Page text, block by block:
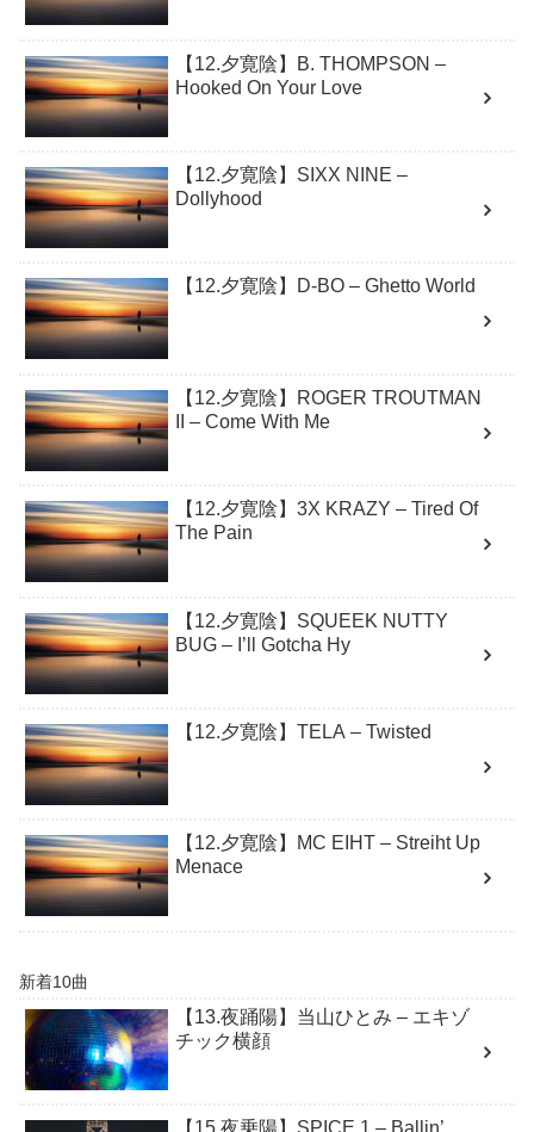
【12.夕寛陰】B. THOMPSON –
Hooked On Your Love
【12.夕寛陰】SIXX NINE –
Dollyhood
【12.夕寛陰】D-BO – Ghetto World
【12.夕寛陰】ROGER TROUTMAN
II – Come With Me
【12.夕寛陰】3X KRAZY – Tired Of
The Pain
【12.夕寛陰】SQUEEK NUTTY
BUG – I’ll Gotcha Hy
【12.夕寛陰】TELA – Twisted
【12.夕寛陰】MC EIHT – Streiht Up
Menace
新着10曲
【13.夜踊陽】当山ひとみ – エキゾ
チック横顔